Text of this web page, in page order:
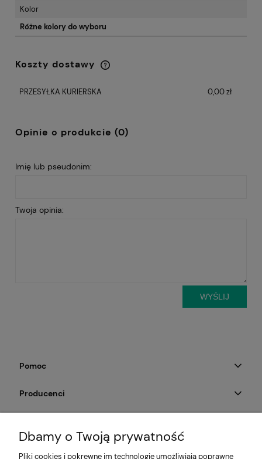
Kolor
Różne kolory do wyboru
Koszty dostawy
Cena nie zawiera ewentualnych kosztów
PRZESYŁKA KURIERSKA
0,00 zł
Opinie o produkcie (0)
Imię lub pseudonim:
Twoja opinia:
WYŚLIJ
Pomoc
Producenci
Dbamy o Twoją prywatność
Pliki cookies i pokrewne im technologie umożliwiają poprawne